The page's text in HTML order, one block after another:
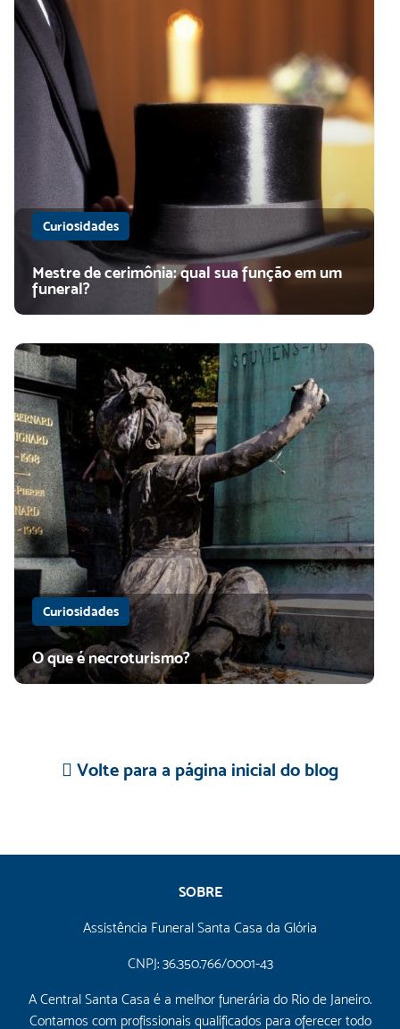
Curiosidades
Mestre de cerimônia: qual sua função em um
funeral?
Curiosidades
O que é necroturismo?
Volte para a página inicial do blog
SOBRE
Assistência Funeral Santa Casa da Glória
CNPJ: 36.350.766/0001-43
A Central Santa Casa é a melhor funerária do Rio de Janeiro.
Contamos com profissionais qualificados para oferecer todo